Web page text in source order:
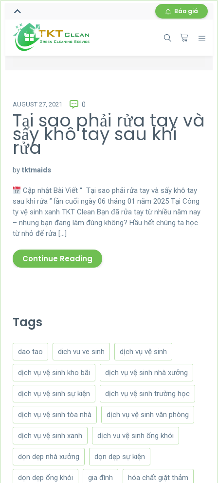
Báo giá
AUGUST 27, 2021 0
Tại sao phải rửa tay và
sấy khô tay sau khi
rửa
by tktmaids
Cập nhật Bài Viết “ Tại sao phải rửa tay và sấy khô tay
sau khi rửa ” lần cuối ngày 06 tháng 01 năm 2025 Tại Công
ty vệ sinh xanh TKT Clean Bạn đã rửa tay từ nhiều năm nay
– nhưng bạn đang làm đúng không? Hầu hết chúng ta học
từ nhỏ để rửa […]
Continue Reading
Tags
dao tao dich vu ve sinh dịch vụ vệ sinh
dịch vụ vệ sinh kho bãi dịch vụ vệ sinh nhà xưởng
dịch vụ vệ sinh sự kiện dịch vụ vệ sinh trường học
dịch vụ vệ sinh tòa nhà dịch vụ vệ sinh văn phòng
dịch vụ vệ sinh xanh dịch vụ vệ sinh ống khói
dọn dẹp nhà xưởng dọn dẹp sự kiện
dọn dẹp ống khói gia đình hóa chất giặt thảm